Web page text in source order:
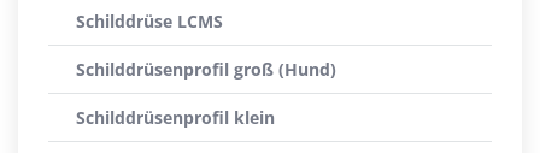
Schilddrüse LCMS
Schilddrüsenprofil groß (Hund)
Schilddrüsenprofil klein